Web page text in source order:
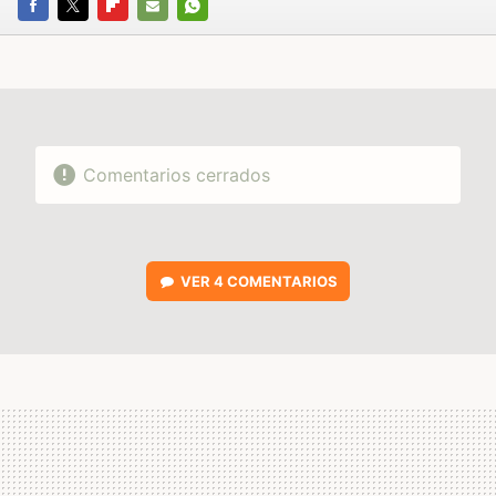
FACEBOOK
TWITTERFLIPBOARD
E-
WHATSAPP
Comentarios cerrados
VER 4 COMENTARIOS